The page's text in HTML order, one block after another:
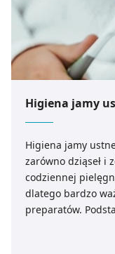
Higiena jamy
Higiena jamy
zarówno dziąseł i
codziennej
dlatego bardzo
preparatów.